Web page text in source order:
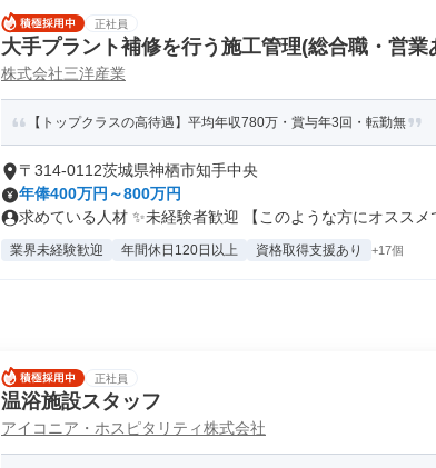
正社員
大手プラント補修を行う施工管理(総合職・営業
株式会社三洋産業
【トップクラスの高待遇】平均年収780万・賞与年3回・転勤無
〒314-0112茨城県神栖市知手中央
年俸400万円～800万円
求めている人材 ✨未経験者歓迎 【このような方にオススメ
業界未経験歓迎 年間休日120日以上 資格取得支援あり +17個
正社員
温浴施設スタッフ
アイコニア・ホスピタリティ株式会社